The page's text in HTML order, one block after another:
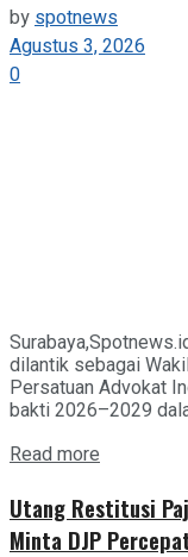
byspotnews
Agustus 3, 2026
0
dilantik sebagai
Persatuan Advokat
bakti 2026–2029
Read more
Utang Restitusi
Minta DJP